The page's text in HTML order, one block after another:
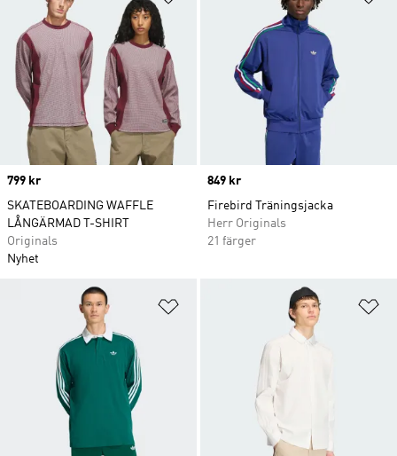
Price
799 kr
SKATEBOARDING WAFFLE
LÅNGÄRMAD T-SHIRT
Originals
Nyhet
Price
849 kr
Firebird Träningsjacka
Herr Originals
21 färger
Lägg till på önskelistan